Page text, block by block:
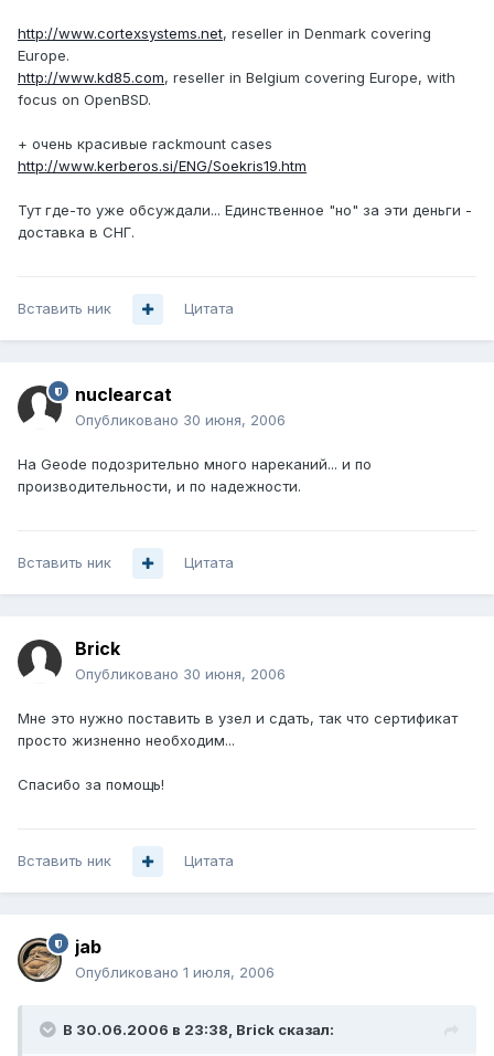
http://www.cortexsystems.net, reseller in Denmark covering
Europe.
http://www.kd85.com, reseller in Belgium covering Europe, with
focus on OpenBSD.
+ очень красивые rackmount cases
http://www.kerberos.si/ENG/Soekris19.htm
Тут где-то уже обсуждали... Единственное "но" за эти деньги -
доставка в СНГ.
Вставить ник Цитата
nuclearcat
Опубликовано 30 июня, 2006
На Geode подозрительно много нареканий... и по
производительности, и по надежности.
Вставить ник Цитата
Brick
Опубликовано 30 июня, 2006
Мне это нужно поставить в узел и сдать, так что сертификат
просто жизненно необходим...
Спасибо за помощь!
Вставить ник Цитата
jab
Опубликовано 1 июля, 2006
В 30.06.2006 в 23:38, Brick сказал: